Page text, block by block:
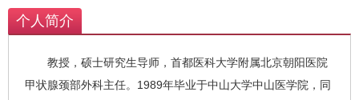
较多的外科专家。在头颈部复杂疑难手术
方面造诣深厚，曾完成北京协和医院首例
个人简介
教授，硕士研究生导师，首都医科大学附属北京朝阳医院
甲状腺颈部外科主任。1989年毕业于中山大学中山医学院，同